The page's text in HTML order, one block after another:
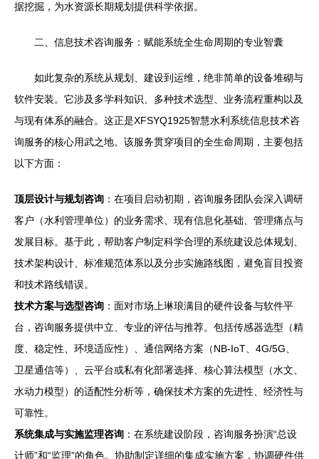
据挖掘，为水资源长期规划提供科学依据。
二、信息技术咨询服务：赋能系统全生命周期的专业智囊
如此复杂的系统从规划、建设到运维，绝非简单的设备堆砌与
软件安装。它涉及多学科知识、多种技术选型、业务流程重构以及
与现有体系的融合。这正是XFSYQ1925智慧水利系统信息技术咨
询服务的核心用武之地。该服务贯穿项目的全生命周期，主要包括
以下方面：
顶层设计与规划咨询 ：在项目启动初期，咨询服务团队会深入调研
客户（水利管理单位）的业务需求、现有信息化基础、管理痛点与
发展目标。基于此，帮助客户制定科学合理的系统建设总体规划、
技术架构设计、标准规范体系以及分步实施路线图，避免盲目投资
和技术路线错误。
技术方案与选型咨询 ：面对市场上琳琅满目的硬件设备与软件平
台，咨询服务提供中立、专业的评估与推荐。包括传感器选型（精
度、稳定性、环境适应性）、通信网络方案（NB-IoT、4G/5G、
卫星通信等）、云平台或私有化部署选择、核心算法模型（水文、
水动力模型）的适配性分析等，确保技术方案的先进性、经济性与
可靠性。
系统集成与实施监理咨询 ：在系统建设阶段，咨询服务扮演“总设
计师”和“监理”的角色。协助制定详细的集成实施方案，协调硬件供